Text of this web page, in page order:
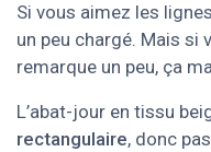
Si vous aimez les
un peu chargé. Mais si
remarque un peu, ça
L’abat-jour en tissu
rectangulaire, donc